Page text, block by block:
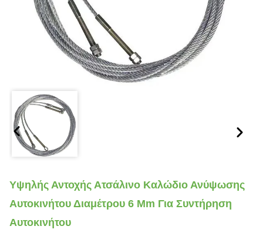
Υψηλής Αντοχής Ατσάλινο Καλώδιο Ανύψωσης
Αυτοκινήτου Διαμέτρου 6 Mm Για Συντήρηση
Αυτοκινήτου